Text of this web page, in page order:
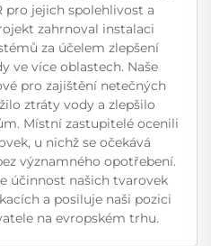
pro jejich spolehlivost a
zahrnoval instalaci
za účelem zlepšení
ve více oblastech. Naše
pro zajištění netečných
ztráty vody a zlepšilo
Místní zastupitelé ocenili
u nichž se očekává
významného opotřebení.
účinnost našich tvarovek
a posiluje naši pozici
na evropském trhu.